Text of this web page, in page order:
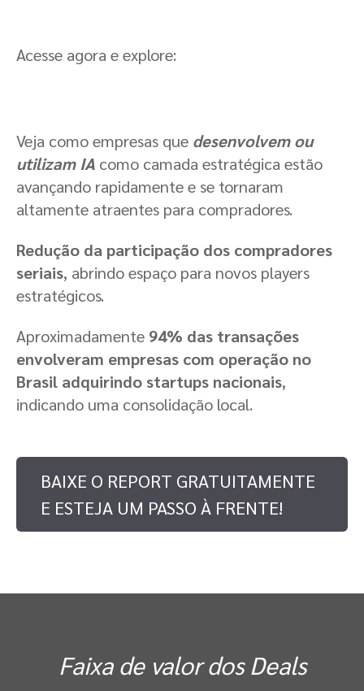
Acesse agora e explore:
Veja como empresas que desenvolvem ou
utilizam IA como camada estratégica estão
avançando rapidamente e se tornaram
altamente atraentes para compradores.
Redução da participação dos compradores
seriais, abrindo espaço para novos players
estratégicos.
Aproximadamente 94% das transações
envolveram empresas com operação no
Brasil adquirindo startups nacionais,
indicando uma consolidação local.
BAIXE O REPORT GRATUITAMENTE
E ESTEJA UM PASSO À FRENTE!
Faixa de valor dos Deals